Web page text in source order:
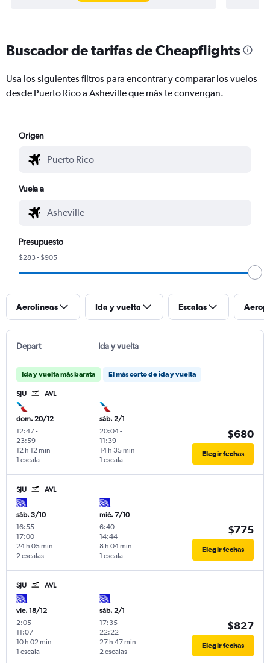
Buscador de tarifas de Cheapflights
Usa los siguientes filtros para encontrar y comparar los vuelos
desde Puerto Rico a Asheville que más te convengan.
Origen
Vuela a
Presupuesto
$283 - $905
Aerolíneas Ida y vuelta Escalas
Depart Ida y vuelta
Ida y vuelta más barata El más corto de ida y vuelta
SJU AVL
dom. 20/12
12:47-
23:59
1 escala
12 h 12 min
sáb. 2/1
20:04-
11:39
1 escala
14 h 35 min
$680
Elegir fechas
SJU AVL
sáb. 3/10
16:55-
17:00
2 escalas
24 h 05 min
mié. 7/10
6:40-
14:44
1 escala
8 h 04 min
$775
Elegir fechas
SJU AVL
vie. 18/12
2:05-
11:07
1 escala
10 h 02 min
sáb. 2/1
17:35-
22:22
2 escalas
27 h 47 min
$827
Elegir fechas